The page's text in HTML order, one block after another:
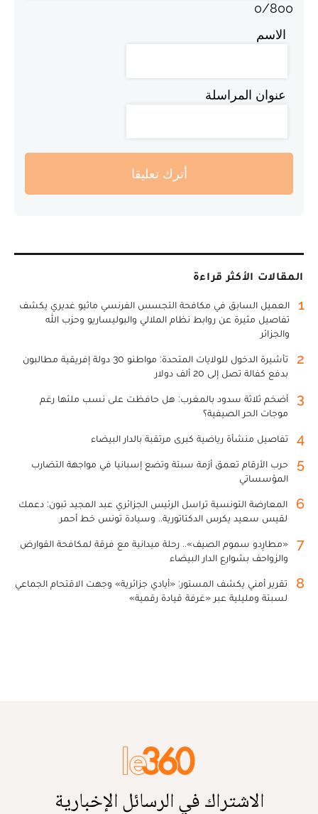
0/800
الاسم
عنوان المراسلة
أترك تعليقا
المقالات الأكثر قراءة
1
العميل السابق في مكافحة التجسس الفرنسي ماثيو غديري يكشف
تفاصيل مثيرة عن روابط نظام الملالي والبوليساريو وحزب الله
والجزائر
2
تأشيرة الدخول للولايات المتحدة: مواطنو 30 دولة إفريقية مطالبون
بدفع كفالة تصل إلى 20 ألف دولار
3
أضخم ثلاثة سدود بالمغرب: هل حافظت على نسب ملئها رغم
موجات الحر الصيفية؟
4 تفاصيل منشأة رياضية كبرى مرتقبة بالدار البيضاء
5
حرب الأرقام تعمق أزمة سبتة وتضع إسبانيا في مواجهة التضارب
المؤسساتي
6
المعارضة التونسية تراسل الرئيس الجزائري عبد المجيد تبون: دعمك
لقيس سعيد يكرس الدكتاتورية.. وسيادة تونس خط أحمر
7
«مطارِدو سموم الصيف».. رحلة ميدانية مع فرقة لمكافحة القوارض
والزواحف بشوارع الدار البيضاء
8
تقرير أمني يكشف المستور: «أيادي جزائرية» وجهت الاقتحام الجماعي
لسبتة ومليلية عبر «غرفة قيادة رقمية»
الاشتراك في الرسائل الإخبارية